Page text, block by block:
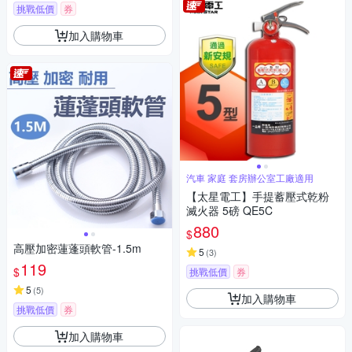
挑戰低價 券
加入購物車
高壓加密蓮蓬頭軟管-1.5m
$119
5 (5)
挑戰低價 券
加入購物車
汽車 家庭 套房辦公室工廠適用
【太星電工】手提蓄壓式乾粉
滅火器 5磅 QE5C
$880
5 (3)
挑戰低價 券
加入購物車